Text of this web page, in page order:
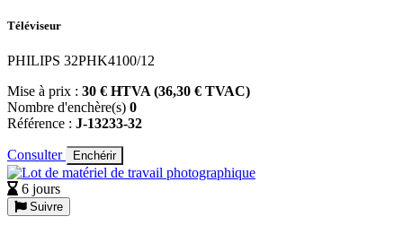
Téléviseur
PHILIPS 32PHK4100/12
Mise à prix : 30 € HTVA (36,30 € TVAC)
Nombre d'enchère(s) 0
Référence : J-13233-32
Consulter Enchérir
6 jours
Suivre